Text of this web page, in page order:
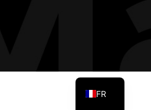
FR
EN